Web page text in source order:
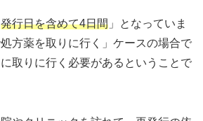
発行日を含めて4日間 」となっていま
方薬を取りに行く」ケースの場合で
取りに行く必要があるということで